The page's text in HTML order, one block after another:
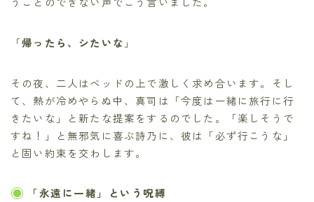
「帰ったら、シたいな 」
その夜、二人はベッドの上で激しく求め合います。そし
て、熱が冷めやらぬ中、真司は「今度は一緒に旅行に行
きたいな」と新たな提案をするのでした。「楽しそうで
すね！」と無邪気に喜ぶ詩乃に、彼は「必ず行こうな」
と固い約束を交わします。
「永遠に一緒」という呪縛